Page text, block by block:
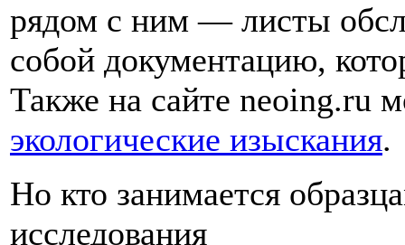
рядом с ним — листы
собой документацию,
Также на сайте neoing.ru
экологические изыскания.
Но кто занимается
исследования